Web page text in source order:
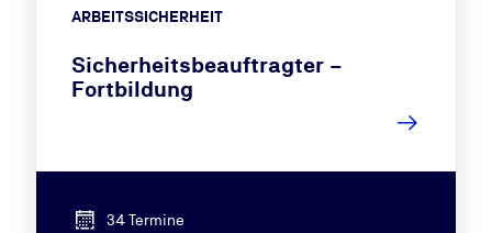
ARBEITSSICHERHEIT
Sicherheitsbeauftragter –
Fortbildung
34 Termine